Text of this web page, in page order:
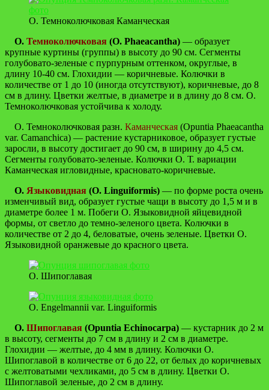
О. Темноколючковая Каманческая
О. Темноколючковая (O. Phaeacantha) — образует
крупные куртины (группы) в высоту до 90 см. Сегменты
голубовато-зеленые с пурпурным оттенком, округлые, в
длину 10-40 см. Глохидии — коричневые. Колючки в
количестве от 1 до 10 (иногда отсутствуют), коричневые, до 8
см в длину. Цветки желтые, в диаметре и в длину до 8 см. О.
Темноколючковая устойчива к холоду.
О. Темноколючковая разн. Каманческая (Opuntia Phaeacantha
var. Camanchica) — растение кустарниковое, образует густые
заросли, в высоту достигает до 90 см, в ширину до 4,5 см.
Сегменты голубовато-зеленые. Колючки О. Т. вариации
Каманческая игловидные, красновато-коричневые.
О. Языковидная (O. Linguiformis) — по формe роста очень
изменчивый вид, образует густые чащи в высоту до 1,5 м и в
диаметре более 1 м. Побеги О. Языковидной яйцевидной
формы, от светло до темно-зеленого цвета. Колючки в
количестве от 2 до 4, беловатые, очень зеленые. Цветки О.
Языковидной оранжевые до красного цвета.
О. Шипоглавая
O. Engelmannii var. Linguiformis
О. Шипоглавая (Opuntia Echinocarpa) — кустарник до 2 м
в высоту, сегменты до 7 см в длину и 2 см в диаметре.
Глохидии — желтые, до 4 мм в длину. Колючки О.
Шипоглавой в количестве от 6 до 22, от белых до коричневых
с желтоватыми чехликами, до 5 см в длину. Цветки О.
Шипоглавой зеленые, до 2 см в длину.